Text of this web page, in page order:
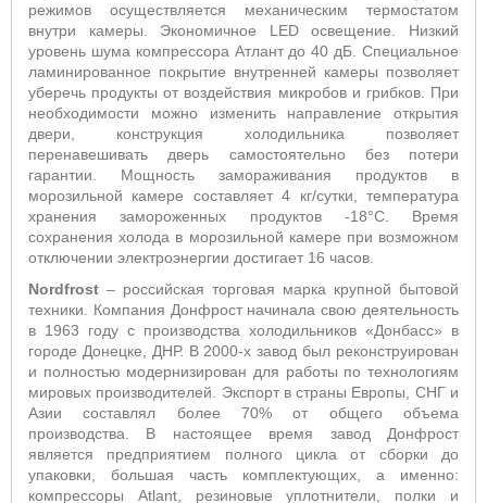
режимов осуществляется механическим термостатом
внутри камеры. Экономичное LED освещение. Низкий
уровень шума компрессора Атлант до 40 дБ. Специальное
ламинированное покрытие внутренней камеры позволяет
уберечь продукты от воздействия микробов и грибков. При
необходимости можно изменить направление открытия
двери, конструкция холодильника позволяет
перенавешивать дверь самостоятельно без потери
гарантии. Мощность замораживания продуктов в
морозильной камере составляет 4 кг/сутки, температура
хранения замороженных продуктов -18°С. Время
сохранения холода в морозильной камере при возможном
отключении электроэнергии достигает 16 часов.
Nordfrost – российская торговая марка крупной бытовой
техники. Компания Донфрост начинала свою деятельность
в 1963 году с производства холодильников «Донбасс» в
городе Донецке, ДНР. В 2000-х завод был реконструирован
и полностью модернизирован для работы по технологиям
мировых производителей. Экспорт в страны Европы, СНГ и
Азии составлял более 70% от общего объема
производства. В настоящее время завод Донфрост
является предприятием полного цикла от сборки до
упаковки, большая часть комплектующих, а именно:
компрессоры Atlant, резиновые уплотнители, полки и